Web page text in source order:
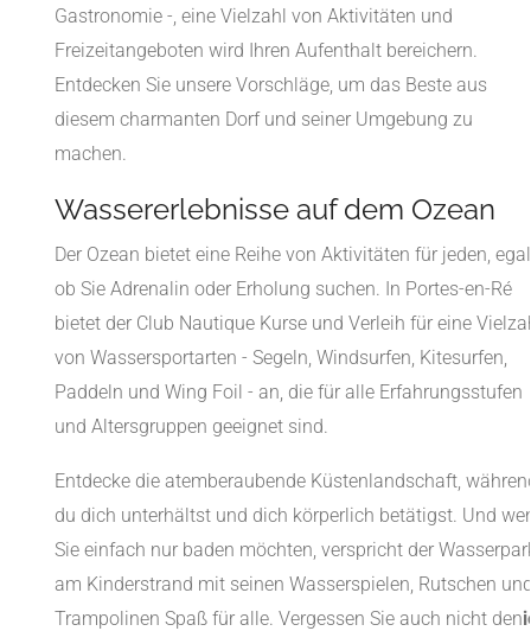
Gastronomie -, eine Vielzahl von Aktivitäten und
Freizeitangeboten wird Ihren Aufenthalt bereichern.
Entdecken Sie unsere Vorschläge, um das Beste aus
diesem charmanten Dorf und seiner Umgebung zu
machen.
Wassererlebnisse auf dem Ozean
Der Ozean bietet eine Reihe von Aktivitäten für jeden, egal
ob Sie Adrenalin oder Erholung suchen. In Portes-en-Ré
bietet der Club Nautique Kurse und Verleih für eine
von Wassersportarten - Segeln, Windsurfen, Kitesurfen,
Paddeln und Wing Foil - an, die für alle Erfahrungsstufen
und Altersgruppen geeignet sind.
Entdecke die atemberaubende Küstenlandschaft,
du dich unterhältst und dich körperlich betätigst. Und
Sie einfach nur baden möchten, verspricht der
am Kinderstrand mit seinen Wasserspielen, Rutschen
Trampolinen Spaß für alle. Vergessen Sie auch nicht den